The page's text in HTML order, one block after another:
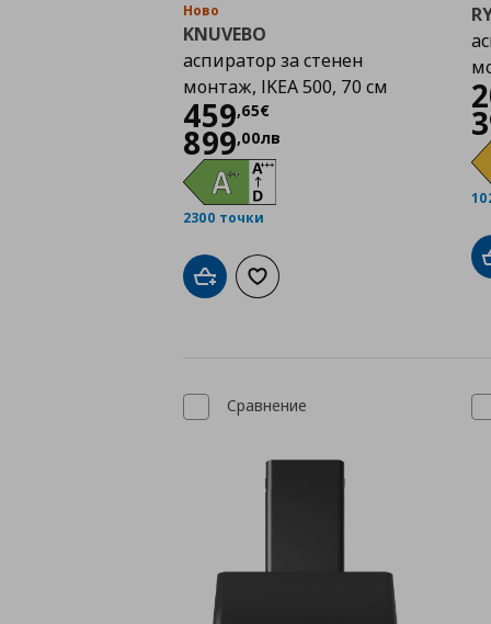
Ново
KNUVEBO
аспиратор за стенен
монтаж, IKEA 500, 70 см
459,65€
Цена
899,00лв
2300 точки
Добави в кошницата
Добави към списъка с любими
Сравнение